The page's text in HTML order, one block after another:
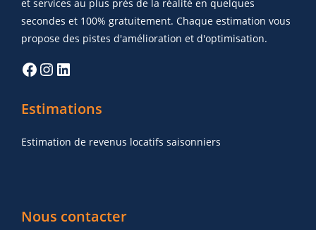
et services au plus près de la réalité en quelques
secondes et 100% gratuitement. Chaque estimation vous
propose des pistes d'amélioration et d'optimisation.
Estimations
Estimation de revenus locatifs saisonniers
Nous contacter